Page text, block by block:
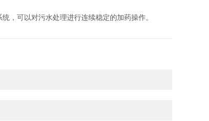
可以对污水处理进行连续稳定的加药操作。